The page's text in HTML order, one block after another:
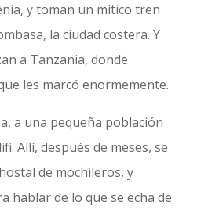
y toman un mítico tren
la ciudad costera. Y
a Tanzania, donde
les marcó enormemente.
a una pequeña población
Allí, después de meses, se
de mochileros, y
hablar de lo que se echa de